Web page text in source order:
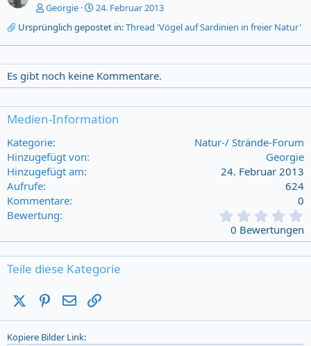
Georgie
24. Februar 2013
Ursprünglich gepostet in:Thread 'Vögel auf Sardinien in freier Natur'
Es gibt noch keine Kommentare.
Medien-Information
Kategorie
Natur-/ Strände-Forum
Hinzugefügt von
Georgie
Hinzugefügt am
24. Februar 2013
Aufrufe
624
Kommentare
0
Bewertung
0
0
0 Bewertungen
Teile diese Kategorie
X (Twitter)Pinterest
E-Mail
Kopiere Bilder Link